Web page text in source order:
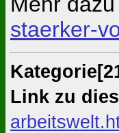
staerker-
Link zu